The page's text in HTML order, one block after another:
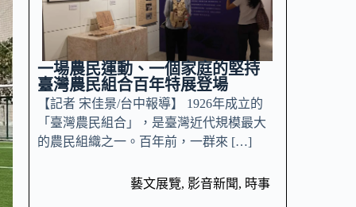
一場農民運動、一個家庭的堅持
臺灣農民組合百年特展登場
【記者 宋佳景/台中報導】 1926年成立的
「臺灣農民組合」，是臺灣近代規模最大
的農民組織之一。百年前，一群來 […]
藝文展覽, 影音新聞, 時事